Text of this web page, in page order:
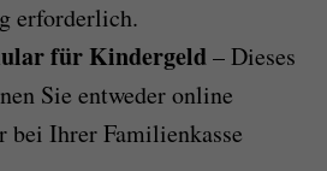
erforderlich.
für Kindergeld– Dieses
Sie entweder online
bei Ihrer Familienkasse